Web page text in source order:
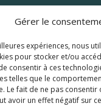
Gérer le
expériences, nous
pour stocker et/ou
consentir à ces
telles que le
Le fait de ne pas
avoir un effet négatif sur